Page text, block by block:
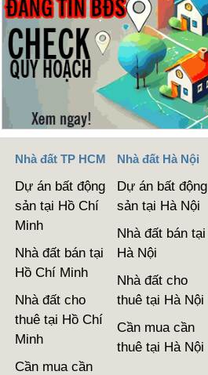
Nhà đất TP HCM
Dự án bất động
sản tại Hồ Chí
Minh
Nhà đất bán tại
Hồ Chí Minh
Nhà đất cho
thuê tại Hồ Chí
Minh
Cần mua cần
Nhà đất Hà Nội
Dự án bất động
sản tại Hà Nội
Nhà đất bán tại
Hà Nội
Nhà đất cho
thuê tại Hà Nội
Cần mua cần
thuê tại Hà Nội